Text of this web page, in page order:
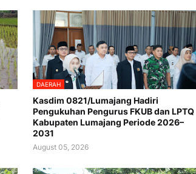
DAERAH
Kasdim 0821/Lumajang Hadiri
Pengukuhan Pengurus FKUB dan LPTQ
Kabupaten Lumajang Periode 2026–
2031
August 05, 2026